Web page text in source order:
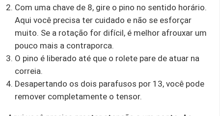
Com uma chave de 8, gire o pino no sentido horário.
Aqui você precisa ter cuidado e não se esforçar
muito. Se a rotação for difícil, é melhor afrouxar um
pouco mais a contraporca.
O pino é liberado até que o rolete pare de atuar na
correia.
Desapertando os dois parafusos por 13, você pode
remover completamente o tensor.